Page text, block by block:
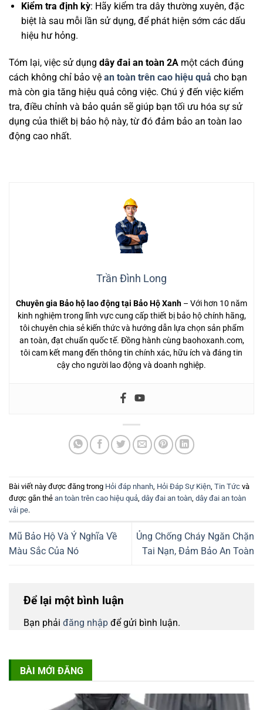
Kiểm tra định kỳ: Hãy kiểm tra dây thường xuyên, đặc
biệt là sau mỗi lần sử dụng, để phát hiện sớm các dấu
hiệu hư hỏng.
Tóm lại, việc sử dụng dây đai an toàn 2A một cách đúng
cách không chỉ bảo vệ an toàn trên cao hiệu quả cho bạn
mà còn gia tăng hiệu quả công việc. Chú ý đến việc kiểm
tra, điều chỉnh và bảo quản sẽ giúp bạn tối ưu hóa sự sử
dụng của thiết bị bảo hộ này, từ đó đảm bảo an toàn lao
động cao nhất.
Trần Đình Long
Chuyên gia Bảo hộ lao động tại Bảo Hộ Xanh – Với hơn 10 năm
kinh nghiệm trong lĩnh vực cung cấp thiết bị bảo hộ chính hãng,
tôi chuyên chia sẻ kiến thức và hướng dẫn lựa chọn sản phẩm
an toàn, đạt chuẩn quốc tế. Đồng hành cùng baohoxanh.com,
tôi cam kết mang đến thông tin chính xác, hữu ích và đáng tin
cậy cho người lao động và doanh nghiệp.
Bài viết này được đăng trong Hỏi đáp nhanh Hỏi Đáp Sự Kiện Tin Tức và
được gắn thẻ an toàn trên cao hiệu quả dây đai an toàn dây đai an toàn
vải pe.
Mũ Bảo Hộ Và Ý Nghĩa Về
Màu Sắc Của Nó
Ủng Chống Cháy Ngăn Chặn
Tai Nạn, Đảm Bảo An Toàn
Để lại một bình luận
Bạn phải đăng nhập để gửi bình luận.
BÀI MỚI ĐĂNG